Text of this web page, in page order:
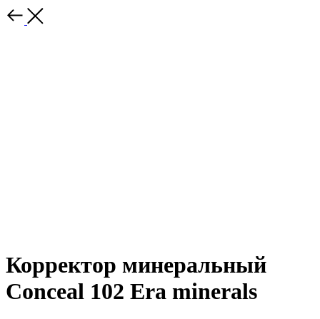
Корректор минеральный
Conceal 102 Era minerals